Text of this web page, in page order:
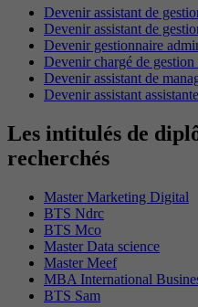
Devenir assistant de
Devenir assistant de
Devenir gestionnaire
Devenir chargé de
Devenir assistant de
Devenir assistant
Les intitulés de
recherchés
Master Marketing Digital
BTS Ndrc
BTS Mco
Master Data science
Master Meef
MBA International
BTS Sam